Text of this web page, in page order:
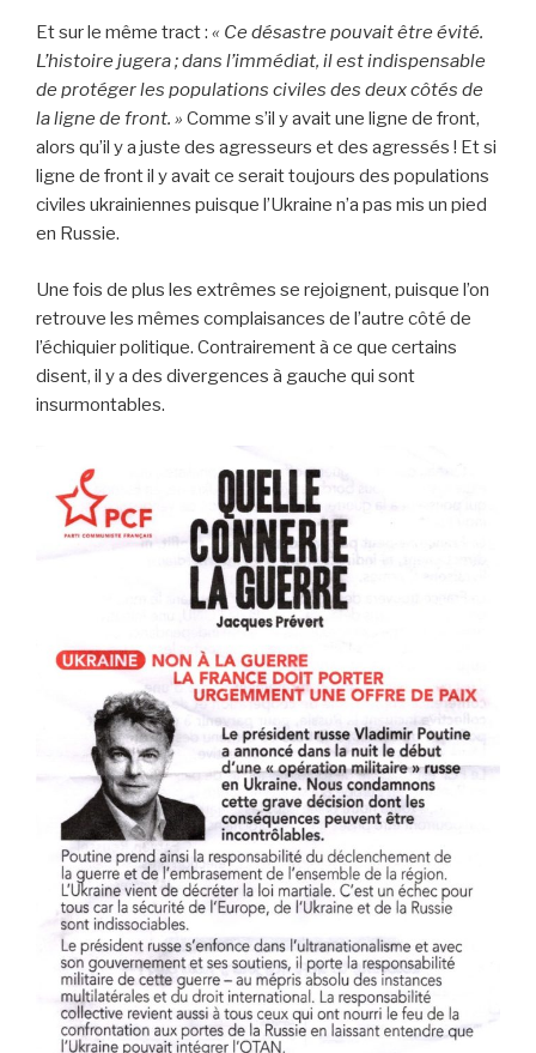
Et sur le même tract : « Ce désastre pouvait être évité.
L’histoire jugera ; dans l’immédiat, il est indispensable
de protéger les populations civiles des deux côtés de
la ligne de front. » Comme s’il y avait une ligne de front,
alors qu’il y a juste des agresseurs et des agressés ! Et si
ligne de front il y avait ce serait toujours des populations
civiles ukrainiennes puisque l’Ukraine n’a pas mis un pied
en Russie.
Une fois de plus les extrêmes se rejoignent, puisque l’on
retrouve les mêmes complaisances de l’autre côté de
l’échiquier politique. Contrairement à ce que certains
disent, il y a des divergences à gauche qui sont
insurmontables.